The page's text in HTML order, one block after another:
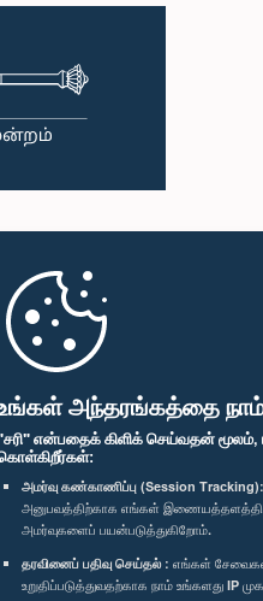
அந்தரங்கத்தை
என்பதைக் கிளிக் செய்வதன்
அமர்வு கண்காணிப்பு (Session Tracking):
அனுபவத்திற்காக எங்கள்
அமர்வுகளைப் பயன்படுத்துகிறோம்.
தரவினைப் பதிவு செய்தல் : எங்கள்
உறுதிப்படுத்துவதற்காக நாம் உங்களது IP